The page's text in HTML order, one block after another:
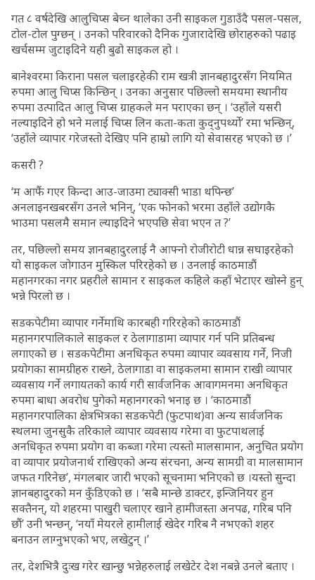
गत ८ वर्षदेखि आलुचिप्स बेच्न थालेका उनी साइकल गुडाउँदै पसल-पसल,
टोल-टोल पुग्छन् । उनको परिवारको दैनिक गुजारादेखि छोराहरुको पढाइ
खर्चसम्म जुटाइदिने यही बुढो साइकल हो ।
बानेश्वरमा किराना पसल चलाइरहेकी राम खत्री ज्ञानबहादुरसँग नियमित
रुपमा आलु चिप्स किन्छिन् । उनका अनुसार पछिल्लो समयमा स्थानीय
रुपमा उत्पादित आलु चिप्स ग्राहकले मन पराएका छन् । ‘उहाँले यसरी
नल्याइदिने हो भने मलाई चिप्स लिन कता-कता कुद्नुपर्थ्यो’ रमा भन्छिन्,
‘उहाँले व्यापार गरेजस्तो देखिए पनि हाम्रो लागि यो सेवासरह भएको छ ।’
कसरी ?
‘म आफैं गएर किन्दा आउ-जाउमा ट्याक्सी भाडा थपिन्छ’
अनलाइनखबरसँग उनले भनिन्, ‘एक फोनको भरमा उहाँले उद्योगकै
भाउमा पसलमै समान ल्याइदिने भएपछि सेवा भएन त ?’
तर, पछिल्लो समय ज्ञानबहादुरलाई नै आफ्नो रोजीरोटी धान्न सघाइरहेको
यो साइकल जोगाउन मुस्किल परिरहेको छ । उनलाई काठमाडौं
महानगरका नगर प्रहरीले सामान र साइकल कहिले कहाँ भेटाएर खोस्ने हुन्
भन्ने पिरलो छ ।
सडकपेटीमा व्यापार गर्नेमाथि कारबही गरिरहेको काठमाडौं
महानगरपालिकाले साइकल र ठेलागाडामा व्यापार गर्न पनि प्रतिबन्ध
लगाएको छ । सडकपेटीमा अनधिकृत रुपमा व्यापार व्यवसाय गर्ने, निजी
प्रयोगका सामग्रीहरु राख्ने, ठेलागाडा वा साइकलमा सामान राखी व्यापार
व्यवसाय गर्ने लगायतको कार्य गरी सार्वजनिक आवागमनमा अनधिकृत
रुपमा बाधा अवरोध पुगेको महानगरको भनाइ छ । ‘काठमाडौं
महानगरपालिका क्षेत्रभित्रका सडकपेटी (फुटपाथ)वा अन्य सार्वजनिक
स्थलमा जुनसुकै तरिकाले व्यापार व्यवसाय गरेमा वा फुटपाथलाई
अनधिकृत रुपमा प्रयोग वा कब्जा गरेमा त्यस्तो मालसामान, अनुचित प्रयोग
वा व्यापार प्रयोजनार्थ राखिएको अन्य संरचना, अन्य सामग्री वा मालसामान
जफत गरिनेछ’, मंगलबार जारी भएको सूचनामा भनिएको छ ।यस्तो सुन्दा
ज्ञानबहादुरको मन कुँडिएको छ । ‘सबै मान्छे डाक्टर, इन्जिनियर हुन
सक्तैनन्, यो शहरमा पाखुरी चलाएर खाने हामीजस्ता अनपढ, गरिब पनि
छौं’ उनी भन्छन्, ‘नयाँ मेयरले हामीलाई खेदेर गरिब नै नभएको शहर
बनाउन लाग्नुभएको भए, लखेटुन् ।’
तर, देशभित्रै दुःख गरेर खान्छु भन्नेहरुलाई लखेटेर देश नबन्ने उनले बताए ।